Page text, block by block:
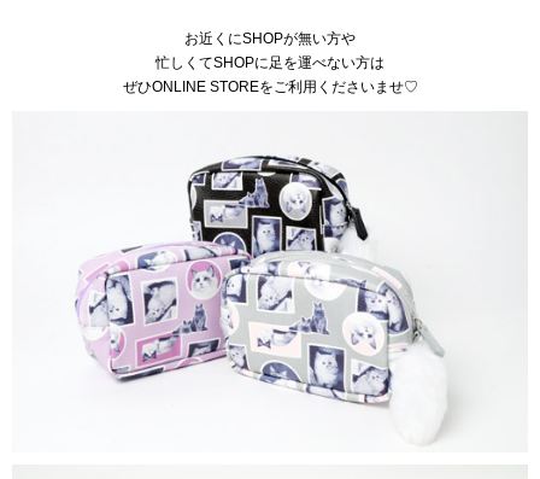
お近くにSHOPが無い方や
忙しくてSHOPに足を運べない方は
ぜひONLINE STOREをご利用くださいませ♡